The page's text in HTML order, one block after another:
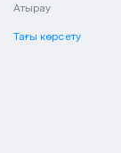
Атырау
Тағы көрсету